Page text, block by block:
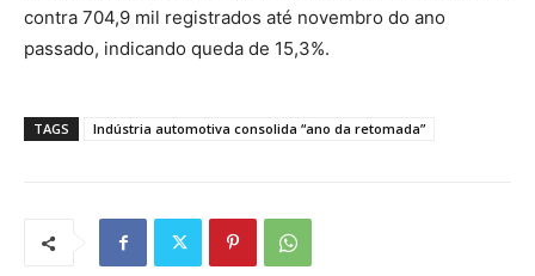
contra 704,9 mil registrados até novembro do ano
passado, indicando queda de 15,3%.
TAGS Indústria automotiva consolida “ano da retomada”